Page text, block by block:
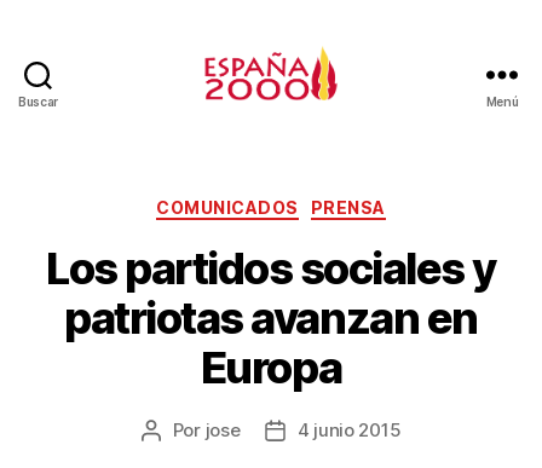
Buscar Menú
COMUNICADOS PRENSA
Los partidos sociales y
patriotas avanzan en
Europa
Por jose 4 junio 2015